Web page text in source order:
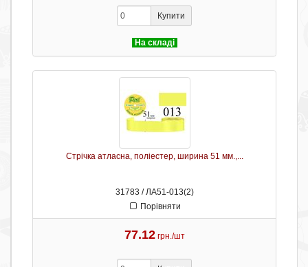
Купити
На складі
Стрічка атласна, поліестер, ширина 51 мм.,...
31783 / ЛА51-013(2)
Порівняти
77.12 грн./шт